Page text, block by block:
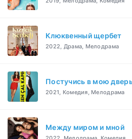
Клюквенный щербет
2022, Драма, Мелодрама
Постучись в мою
2021, Комедия, Мелодрама
Между миром и мной